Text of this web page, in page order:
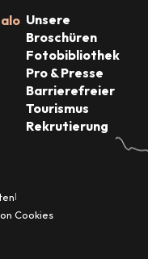
Unsere
Broschüren
Fotobibliothek
Pro & Presse
Barrierefreier
Tourismus
Rekrutierung
|
Cookies